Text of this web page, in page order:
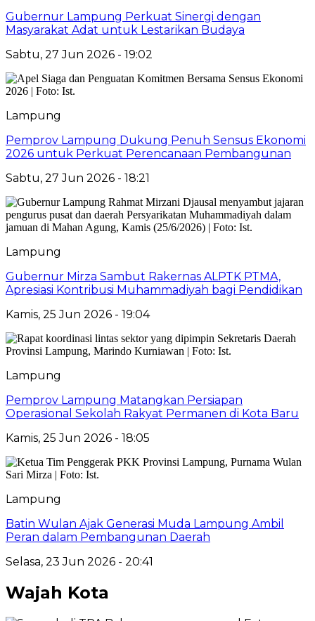
Gubernur Lampung Perkuat Sinergi dengan
Masyarakat Adat untuk Lestarikan Budaya
Sabtu, 27 Jun 2026 - 19:02
Lampung
Pemprov Lampung Dukung Penuh Sensus Ekonomi
2026 untuk Perkuat Perencanaan Pembangunan
Sabtu, 27 Jun 2026 - 18:21
Lampung
Gubernur Mirza Sambut Rakernas ALPTK PTMA,
Apresiasi Kontribusi Muhammadiyah bagi Pendidikan
Kamis, 25 Jun 2026 - 19:04
Lampung
Pemprov Lampung Matangkan Persiapan
Operasional Sekolah Rakyat Permanen di Kota Baru
Kamis, 25 Jun 2026 - 18:05
Lampung
Batin Wulan Ajak Generasi Muda Lampung Ambil
Peran dalam Pembangunan Daerah
Selasa, 23 Jun 2026 - 20:41
Wajah Kota